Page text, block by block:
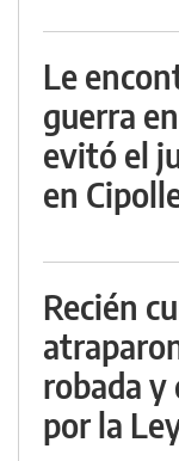
Le
guerra
evitó el
en
Recién
robada y
por la